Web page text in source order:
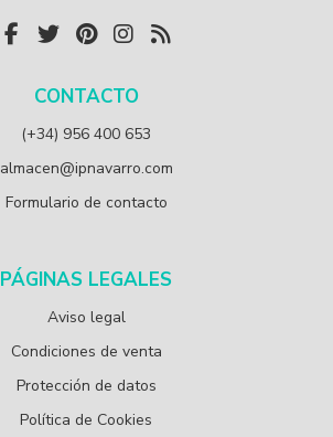
CONTACTO
(+34) 956 400 653
almacen@ipnavarro.com
Formulario de contacto
PÁGINAS LEGALES
Aviso legal
Condiciones de venta
Protección de datos
Política de Cookies